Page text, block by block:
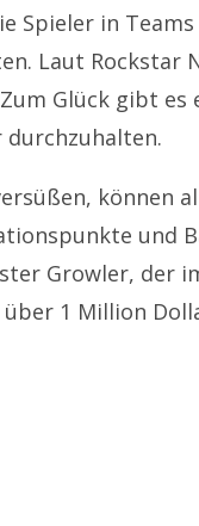
Spieler in
Laut Rockstar
Glück gibt
durchzuhalten.
können
und
Growler, der
1 Million